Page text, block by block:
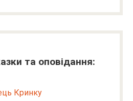
та оповідання:
Кринку